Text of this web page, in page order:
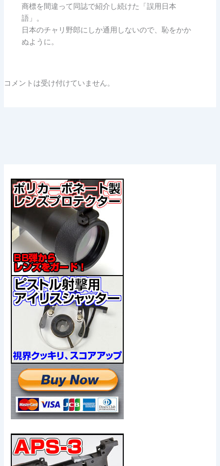
商標を間違って同誌で紹介し続けた「誤用日本
語」。
日本のチャリ野郎にしか通用しないので、恥をかか
ぬように。
コメントは受け付けていません。